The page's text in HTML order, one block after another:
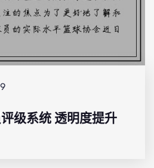
级系统 透明度提升